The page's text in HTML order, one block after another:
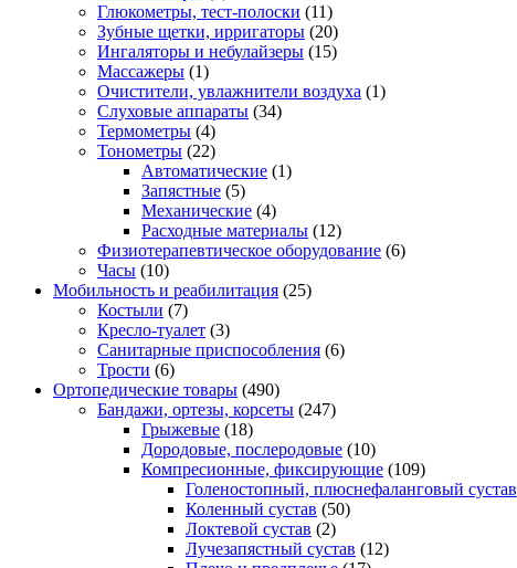
Глюкометры, тест-полоски (11)
Зубные щетки, ирригаторы (20)
Ингаляторы и небулайзеры (15)
Массажеры (1)
Очистители, увлажнители воздуха (1)
Слуховые аппараты (34)
Термометры (4)
Тонометры (22)
Автоматические (1)
Запястные (5)
Механические (4)
Расходные материалы (12)
Физиотерапевтическое оборудование (6)
Часы (10)
Мобильность и реабилитация (25)
Костыли (7)
Кресло-туалет (3)
Санитарные приспособления (6)
Трости (6)
Ортопедические товары (490)
Бандажи, ортезы, корсеты (247)
Грыжевые (18)
Дородовые, послеродовые (10)
Компресионные, фиксирующие (109)
Голеностопный, плюснефаланговый сустав
Коленный сустав (50)
Локтевой сустав (2)
Лучезапястный сустав (12)